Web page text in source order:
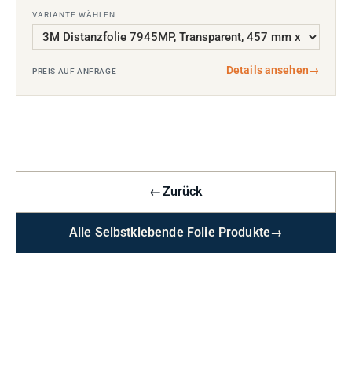
VARIANTE WÄHLEN
PREIS AUF ANFRAGE Details ansehen→
←Zurück
Alle Selbstklebende Folie Produkte→